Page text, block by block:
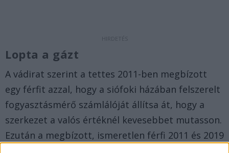
Lopta a gázt
A vádirat szerint a tettes 2011-ben megbízott
egy férfit azzal, hogy a siófoki házában felszerelt
fogyasztásmérő számlálóját állítsa át, hogy a
szerkezet a valós értéknél kevesebbet mutasson.
Ezután a megbízott, ismeretlen férfi 2011 és 2019